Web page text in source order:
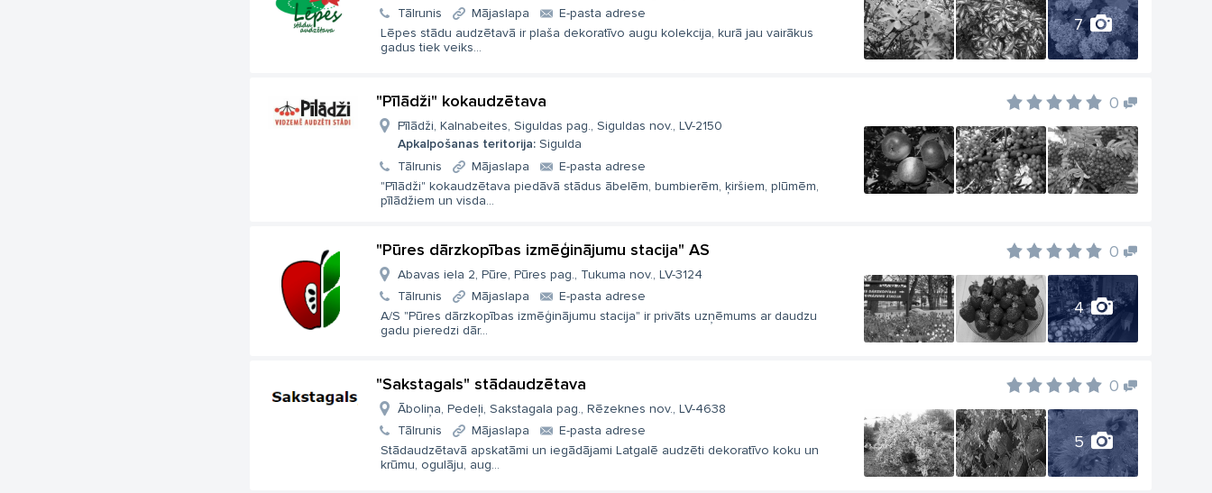
7
Tālrunis
Mājaslapa
E-pasta adrese
Lēpes stādu audzētavā ir plaša dekoratīvo augu kolekcija, kurā jau vairākus
gadus tiek veiks...
"Pīlādži" kokaudzētava 0
Pīlādži, Kalnabeites, Siguldas pag., Siguldas nov., LV-2150
Apkalpošanas teritorija: Sigulda
Tālrunis
Mājaslapa
E-pasta adrese
"Pīlādži" kokaudzētava piedāvā stādus ābelēm, bumbierēm, ķiršiem, plūmēm,
pīlādžiem un visda...
"Pūres dārzkopības izmēģinājumu stacija" AS 0
4
Abavas iela 2, Pūre, Pūres pag., Tukuma nov., LV-3124
Tālrunis
Mājaslapa
E-pasta adrese
A/S "Pūres dārzkopības izmēģinājumu stacija" ir privāts uzņēmums ar daudzu
gadu pieredzi dār...
"Sakstagals" stādaudzētava 0
5
Āboliņa, Pedeļi, Sakstagala pag., Rēzeknes nov., LV-4638
Tālrunis
Mājaslapa
E-pasta adrese
Stādaudzētavā apskatāmi un iegādājami Latgalē audzēti dekoratīvo koku un
krūmu, ogulāju, aug...